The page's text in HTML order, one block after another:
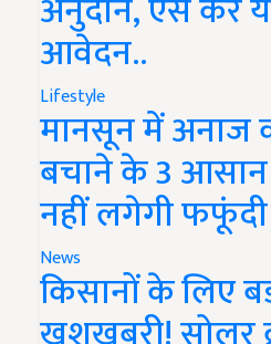
आवेदन..
Lifestyle
मानसून में अनाज
बचाने के 3
नहीं लगेगी फफूंदी
News
किसानों के लिए